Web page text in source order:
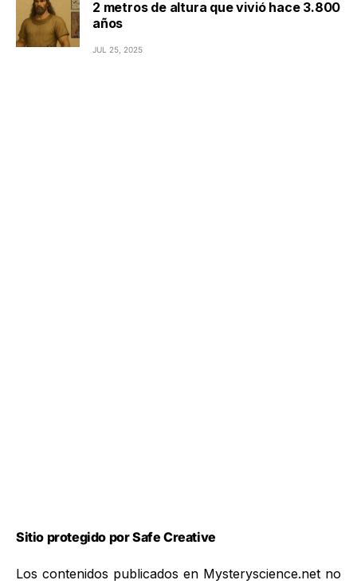
2 metros de altura que vivió hace 3.800
años
JUL 25, 2025
Sitio protegido por Safe Creative
Los contenidos publicados en Mysteryscience.net no